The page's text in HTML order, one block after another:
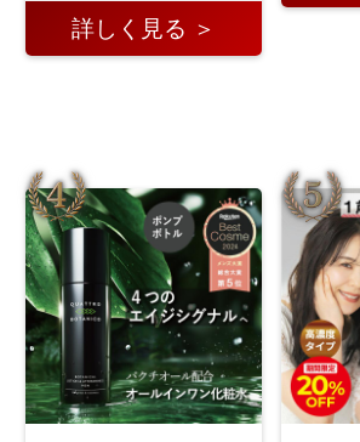
詳しく見る ＞